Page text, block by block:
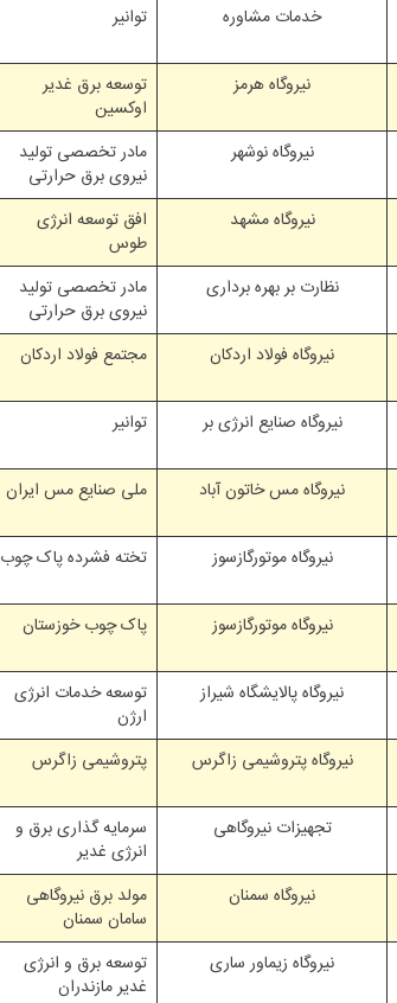
خدمات مشاوره توانیر
نیروگاه هرمز
توسعه برق غدیر
اوکسین
نیروگاه نوشهر
مادر تخصصی تولید
نیروی برق حرارتی
نیروگاه مشهد
افق توسعه انرژی
طوس
نظارت بر بهره برداری
مادر تخصصی تولید
نیروی برق حرارتی
نیروگاه فولاد اردکان مجتمع فولاد اردکان
نیروگاه صنایع انرژی بر توانیر
نیروگاه مس خاتون آباد ملی صنایع مس ایران
نیروگاه موتورگازسوز تخته فشرده پاک چوب
نیروگاه موتورگازسوز پاک چوب خوزستان
نیروگاه پالایشگاه شیراز
توسعه خدمات انرژی
ارژن
نیروگاه پتروشیمی زاگرس پتروشیمی زاگرس
تجهیزات نیروگاهی
سرمایه گذاری برق و
انرژی غدیر
نیروگاه سمنان
مولد برق نیروگاهی
سامان سمنان
نیروگاه زیماور ساری
توسعه برق و انرژی
غدیر مازندران